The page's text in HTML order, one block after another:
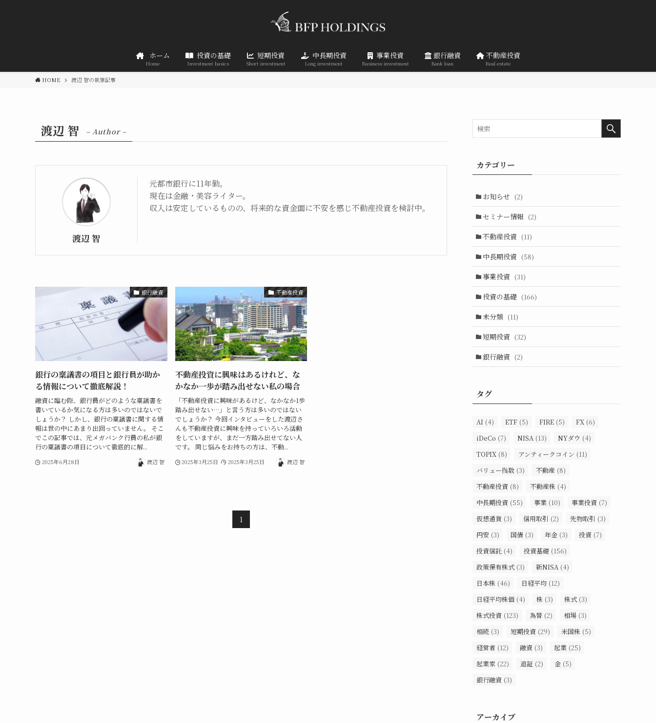
ホーム
Home
投資の基礎
Investment basics
短期投資
Short investment
中長期投資
Long investment
事業投資
Business investment
銀行融資
Bank loan
不動産投資
Real estate
HOME 渡辺 智の執筆記事
渡辺 智 – Author –
渡辺 智
元都市銀行に11年勤。
現在は金融・美容ライター。
収入は安定しているものの、将来的な資金面に不安を感じ不動産投資を検討中。
銀行融資
銀行の稟議書の項目と銀行員が助か
る情報について徹底解説！
融資に臨む際、銀行員がどのような稟議書を
書いているか気になる方は多いのではないで
しょうか？ しかし、銀行の稟議書に関する情
報は世の中にあまり出回っていません。 そこ
でこの記事では、元メガバンク行員の私が銀
行の稟議書の項目について徹底的に解...
2025年6月28日 渡辺 智
不動産投資
不動産投資に興味はあるけれど、な
かなか一歩が踏み出せない私の場合
「不動産投資に興味があるけど、なかなか1歩
踏み出せない…」と言う方は多いのではない
でしょうか？ 今回インタビューをした渡辺さ
んも不動産投資に興味を持っていろいろ活動
をしていますが、まだ一方踏み出せてない人
です。 同じ悩みをお持ちの方は、不動...
2025年3月25日 2025年3月25日 渡辺 智
1
カテゴリー
お知らせ (2)
セミナー情報 (2)
不動産投資 (11)
中長期投資 (58)
事業投資 (31)
投資の基礎 (166)
未分類 (11)
短期投資 (32)
銀行融資 (2)
タグ
AI (4) ETF (5) FIRE (5) FX (6)
iDeCo (7) NISA (13) NYダウ (4)
TOPIX (8) アンティークコイン (11)
バリュー指数 (3) 不動産 (8)
不動産投資 (8) 不動産株 (4)
中長期投資 (55) 事業 (10) 事業投資 (7)
仮想通貨 (3) 信用取引 (2) 先物取引 (3)
円安 (3) 国債 (3) 年金 (3) 投資 (7)
投資信託 (4) 投資基礎 (156)
政策保有株式 (3) 新NISA (4)
日本株 (46) 日経平均 (12)
日経平均株価 (4) 株 (3) 株式 (3)
株式投資 (123) 為替 (2) 相場 (3)
相続 (3) 短期投資 (29) 米国株 (5)
経営者 (12) 融資 (3) 起業 (25)
起業家 (22) 追証 (2) 金 (5)
銀行融資 (3)
アーカイブ